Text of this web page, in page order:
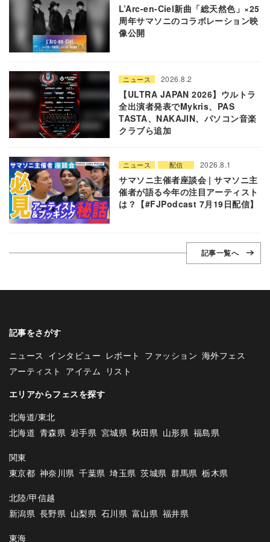
L’Arc-en-Ciel新曲「総天然色」×25
周年サマソニのコラボレーション映
像公開
ニュース 2026.8.2
【ULTRA JAPAN 2026】ウルトラ
全出演者発表でMykris、PAS
TASTA、NAKAJIN、パソコン音楽
クラブら追加
ニュース 配信 2026.8.1
サマソニ主催者座談会 | サマソニ主
催者が語る今年の注目アーティスト
は？【#FJPodcast 7月19日配信】
記事一覧へ
記事をさがす
ニュース インタビュー レポート ファッション 海外フェス
アーティスト アイテム リスト
エリアからフェスを探す
北海道/東北
北海道 青森県 岩手県 宮城県 秋田県 山形県 福島県
関東
東京都 神奈川県 千葉県 埼玉県 茨城県 群馬県 栃木県
北陸/甲信越
新潟県 長野県 山梨県 石川県 富山県 福井県
東海